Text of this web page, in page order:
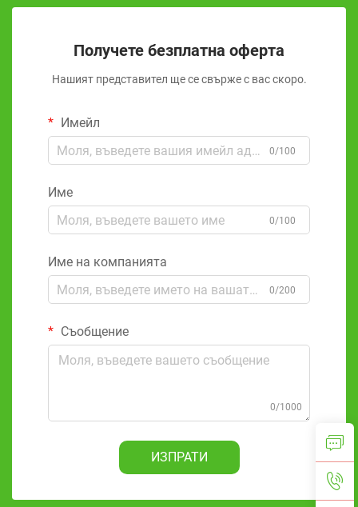
Получете безплатна оферта
Нашият представител ще се свърже с вас скоро.
Имейл
0/100
Име
0/100
Име на компанията
0/200
Съобщение
0/1000
ИЗПРАТИ